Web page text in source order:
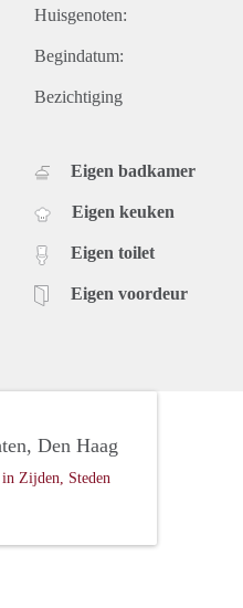
Huisgenoten:
Begindatum:
Bezichtiging
Eigen badkamer
Eigen keuken
Eigen toilet
Eigen voordeur
Den Haag
Zijden, Steden